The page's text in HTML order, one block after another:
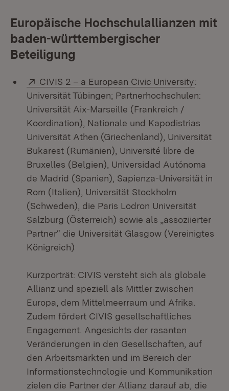
Europäische Hochschulallianzen mit
baden-württembergischer
Beteiligung
Extern:
CIVIS 2 – a European Civic University(Öffnet
:
Universität Tübingen; Partnerhochschulen:
Universität Aix-Marseille (Frankreich /
Koordination), Nationale und Kapodistrias
Universität Athen (Griechenland), Universität
Bukarest (Rumänien), Université libre de
Bruxelles (Belgien), Universidad Autónoma
de Madrid (Spanien), Sapienza-Universität in
Rom (Italien), Universität Stockholm
(Schweden), die Paris Lodron Universität
Salzburg (Österreich) sowie als „assoziierter
Partner“ die Universität Glasgow (Vereinigtes
Königreich)
Kurzporträt: CIVIS versteht sich als globale
Allianz und speziell als Mittler zwischen
Europa, dem Mittelmeerraum und Afrika.
Zudem fördert CIVIS gesellschaftliches
Engagement. Angesichts der rasanten
Veränderungen in den Gesellschaften, auf
den Arbeitsmärkten und im Bereich der
Informationstechnologie und Kommunikation
zielen die Partner der Allianz darauf ab, die